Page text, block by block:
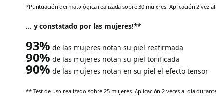
*Puntuación dermatológica realizada sobre 30 mujeres. Aplicación 2 vez
... y constatado por las mujeres!**
93% de las mujeres notan su piel reafirmada
90% de las mujeres notan su piel tonificada
90% de las mujeres notan en su piel el efecto tensor
** Test de uso realizado sobre 25 mujeres. Aplicación 2 veces al día